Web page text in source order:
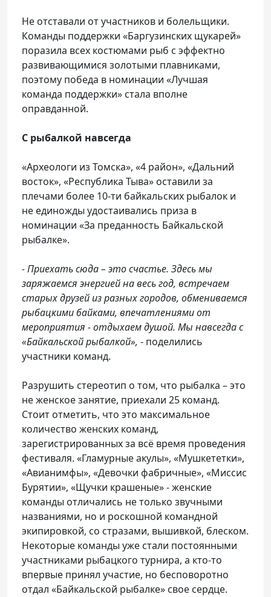
Не отставали от участников и болельщики.
Команды поддержки «Баргузинских щукарей»
поразила всех костюмами рыб с эффектно
развивающимися золотыми плавниками,
поэтому победа в номинации «Лучшая
команда поддержки» стала вполне
оправданной.
С рыбалкой навсегда
«Археологи из Томска», «4 район», «Дальний
восток», «Республика Тыва» оставили за
плечами более 10-ти байкальских рыбалок и
не единожды удостаивались приза в
номинации «За преданность Байкальской
рыбалке».
- Приехать сюда – это счастье. Здесь мы
заряжаемся энергией на весь год, встречаем
старых друзей из разных городов, обмениваемся
рыбацкими байками, впечатлениями от
мероприятия - отдыхаем душой. Мы навсегда с
«Байкальской рыбалкой», - поделились
участники команд.
Разрушить стереотип о том, что рыбалка – это
не женское занятие, приехали 25 команд.
Стоит отметить, что это максимальное
количество женских команд,
зарегистрированных за всё время проведения
фестиваля. «Гламурные акулы», «Мушкететки»,
«Авианимфы», «Девочки фабричные», «Миссис
Бурятии», «Щучки крашеные» - женские
команды отличались не только звучными
названиями, но и роскошной командной
экипировкой, со стразами, вышивкой, блеском.
Некоторые команды уже стали постоянными
участниками рыбацкого турнира, а кто-то
впервые принял участие, но бесповоротно
отдал «Байкальской рыбалке» свое сердце.